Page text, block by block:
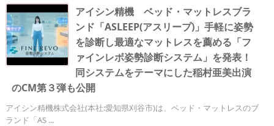
アイシン精機 ベッド・マットレスブラ
ンド「ASLEEP(アスリープ)」手軽に姿勢
を診断し最適なマットレスを薦める「フ
ァインレボ姿勢診断システム」を発表！
同システムをテーマにした稲村亜美出演
のCM第３弾も公開
アイシン精機株式会社(本社:愛知県刈谷市)は、ベッド・マットレスのブ
ランド「AS ...